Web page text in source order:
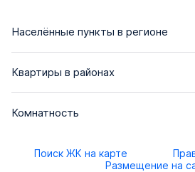
Населённые пункты в регионе
Квартиры в районах
Комнатность
Поиск ЖК на карте
Размещение на